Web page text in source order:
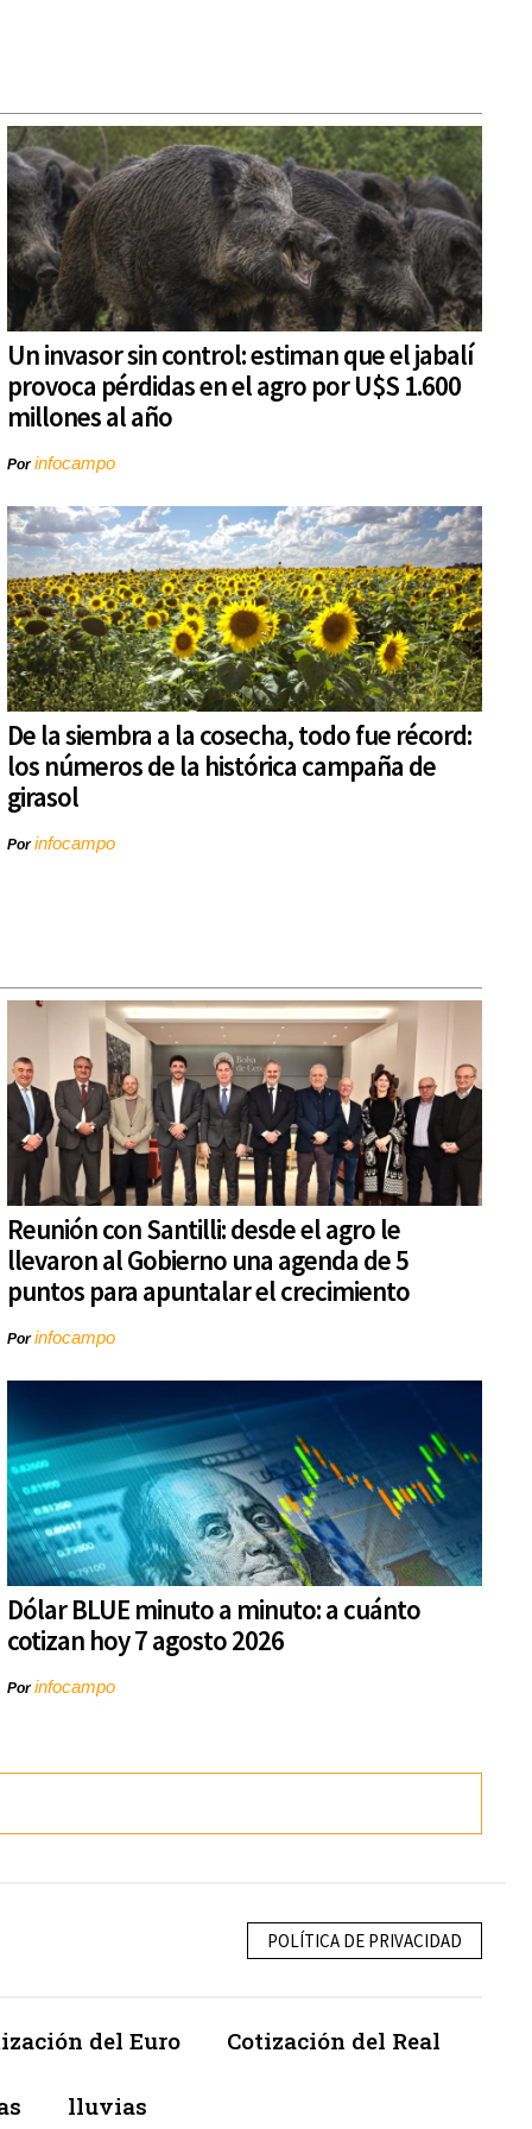
Un invasor sin control: estiman que el jabalí
provoca pérdidas en el agro por U$S 1.600
millones al año
Porinfocampo
De la siembra a la cosecha, todo fue récord:
los números de la histórica campaña de
girasol
Porinfocampo
Reunión con Santilli: desde el agro le
llevaron al Gobierno una agenda de 5
puntos para apuntalar el crecimiento
Porinfocampo
Dólar BLUE minuto a minuto: a cuánto
cotizan hoy 7 agosto 2026
Porinfocampo
POLÍTICA DE PRIVACIDAD
del Euro Cotización del Real
lluvias